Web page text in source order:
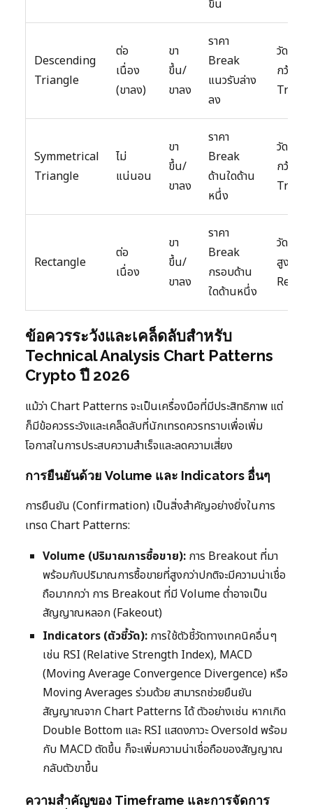
ขึ้น
Descending
Triangle
ต่อ
เนื่อง
(ขาลง)
ขา
ขึ้น/
ขาลง
ราคา
Break
แนวรับล่าง
ลง
วัดจาก
กว้างข
Symmetrical
Triangle
ไม่
แน่นอน
ขา
ขึ้น/
ขาลง
ราคา
Break
ด้านใดด้าน
หนึ่ง
วัดจาก
กว้างข
Rectangle
ต่อ
เนื่อง
ขา
ขึ้น/
ขาลง
ราคา
Break
กรอบด้าน
ใดด้านหนึ่ง
วัดจาก
สูงของ
ข้อควรระวังและเคล็ดลับสำหรับ
Technical Analysis Chart Patterns
Crypto ปี 2026
แม้ว่า Chart Patterns จะเป็นเครื่องมือที่มีประสิทธิภาพ แต่
ก็มีข้อควรระวังและเคล็ดลับที่นักเทรดควรทราบเพื่อเพิ่ม
โอกาสในการประสบความสำเร็จและลดความเสี่ยง
การยืนยันด้วย Volume และ Indicators อื่นๆ
การยืนยัน (Confirmation) เป็นสิ่งสำคัญอย่างยิ่งในการ
เทรด Chart Patterns:
Volume (ปริมาณการซื้อขาย): การ Breakout ที่มา
พร้อมกับปริมาณการซื้อขายที่สูงกว่าปกติจะมีความน่าเชื่อ
ถือมากกว่า การ Breakout ที่มี Volume ต่ำอาจเป็น
สัญญาณหลอก (Fakeout)
Indicators (ตัวชี้วัด): การใช้ตัวชี้วัดทางเทคนิคอื่นๆ
เช่น RSI (Relative Strength Index), MACD
(Moving Average Convergence Divergence) หรือ
Moving Averages ร่วมด้วย สามารถช่วยยืนยัน
สัญญาณจาก Chart Patterns ได้ ตัวอย่างเช่น หากเกิด
Double Bottom และ RSI แสดงภาวะ Oversold พร้อม
กับ MACD ตัดขึ้น ก็จะเพิ่มความน่าเชื่อถือของสัญญาณ
กลับตัวขาขึ้น
ความสำคัญของ Timeframe และการจัดการ